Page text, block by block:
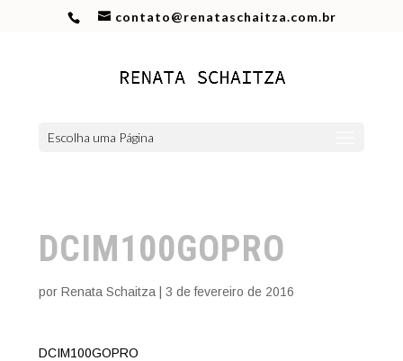
contato@renataschaitza.com.br
Escolha uma Página
DCIM100GOPRO
por Renata Schaitza| 3 de fevereiro de 2016
DCIM100GOPRO